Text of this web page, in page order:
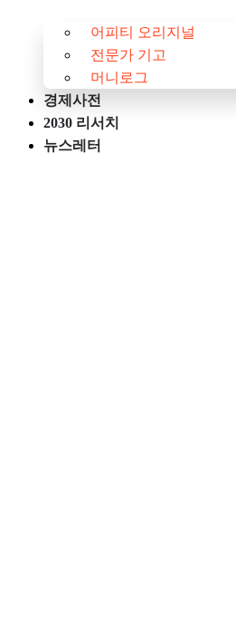
어피티 오리지널
전문가 기고
머니로그
경제사전
2030 리서치
뉴스레터